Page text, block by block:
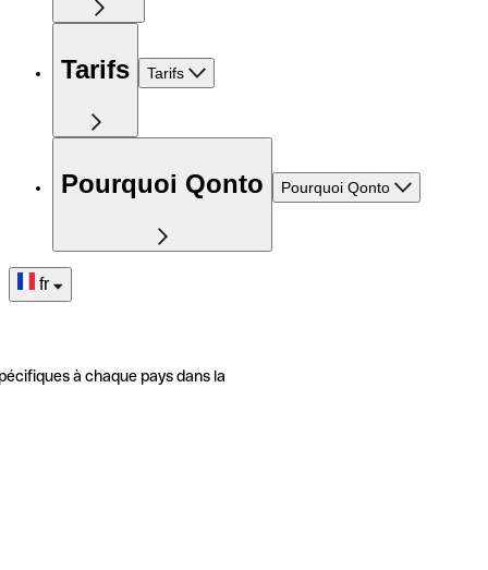
Tarifs Tarifs
Pourquoi Qonto Pourquoi Qonto
fr
à chaque pays dans la